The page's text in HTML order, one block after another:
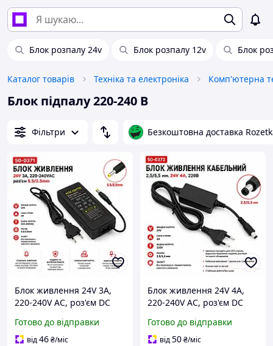
Блок розпалу 24v Блок розпалу 12v Блок
Каталог товарів Техніка та електроніка Комп'ютерна
Блок підпалу 220-240 В
Фільтри Безкоштовна доставка
Блок живлення 24V 3A,
220-240V AC, роз'єм DC
для паяльников Pinecil
TS100 TS101 SH72 GD300
Готово до відправки
від46₴/міс
Блок живлення 24V 4A,
220-240V AC, роз'єм DC
для паяльников Pinecil
TS100 TS101 SH72 GD300
Готово до відправки
від50₴/міс